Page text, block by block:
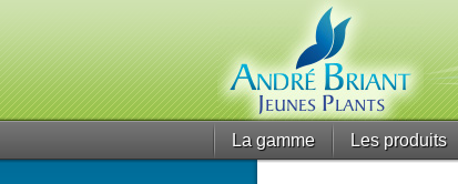
La gamme Les produits